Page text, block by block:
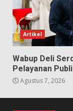
Artikel
Wabup Deli
Pelayanan
Agustus 7, 2026